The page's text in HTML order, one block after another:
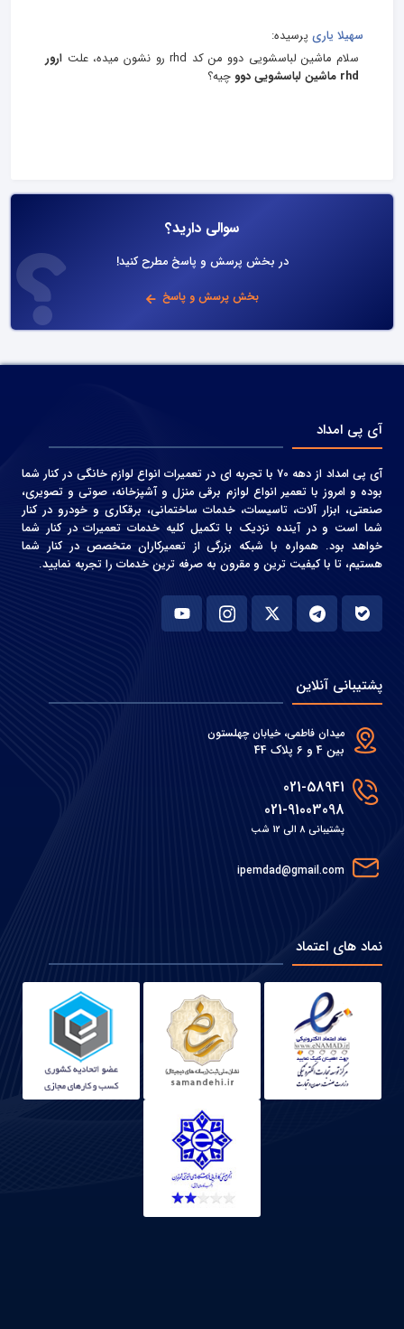
سهیلا یاری پرسیده:
سلام ماشین لباسشویی دوو من کد rhd رو نشون میده، علت
ارور
rhd ماشین لباسشویی دوو
چیه؟
سوالی دارید؟
در بخش پرسش و پاسخ مطرح کنید!
بخش پرسش و پاسخ
آی پی امداد
آی پی امداد از دهه 70 با تجربه ای در تعمیرات انواع لوازم خانگی در کنار شما
بوده و امروز با تعمیر انواع لوازم برقی منزل و آشپزخانه، صوتی و‌ تصویری،
صنعتی، ابزار آلات، تاسیسات، خدمات ساختمانی، برقکاری و خودرو در کنار
شما است و در آینده نزدیک با تکمیل کلیه خدمات تعمیرات در کنار شما
خواهد بود. همواره با شبکه بزرگی از تعمیرکاران متخصص در کنار شما
هستیم، تا با کیفیت ترین و مقرون به صرفه ترین خدمات را تجربه نمایید.
پشتیبانی آنلاین
میدان فاطمی، خیابان چهلستون
بین 4 و 6 پلاک 44
021-58941
021-91003098
پشتیبانی 8 الی 12 شب
ipemdad@gmail.com
نماد های اعتماد